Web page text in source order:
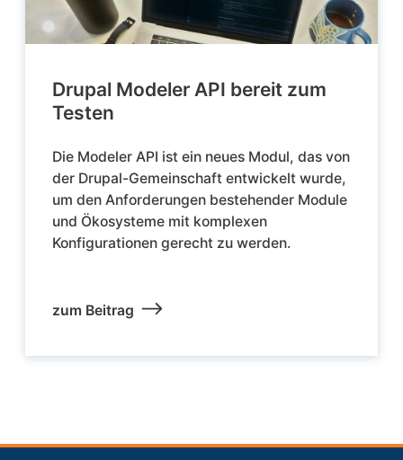
Drupal Modeler API bereit zum
Testen
Die Modeler API ist ein neues Modul, das von
der Drupal-Gemeinschaft entwickelt wurde,
um den Anforderungen bestehender Module
und Ökosysteme mit komplexen
Konfigurationen gerecht zu werden.
zum Beitrag